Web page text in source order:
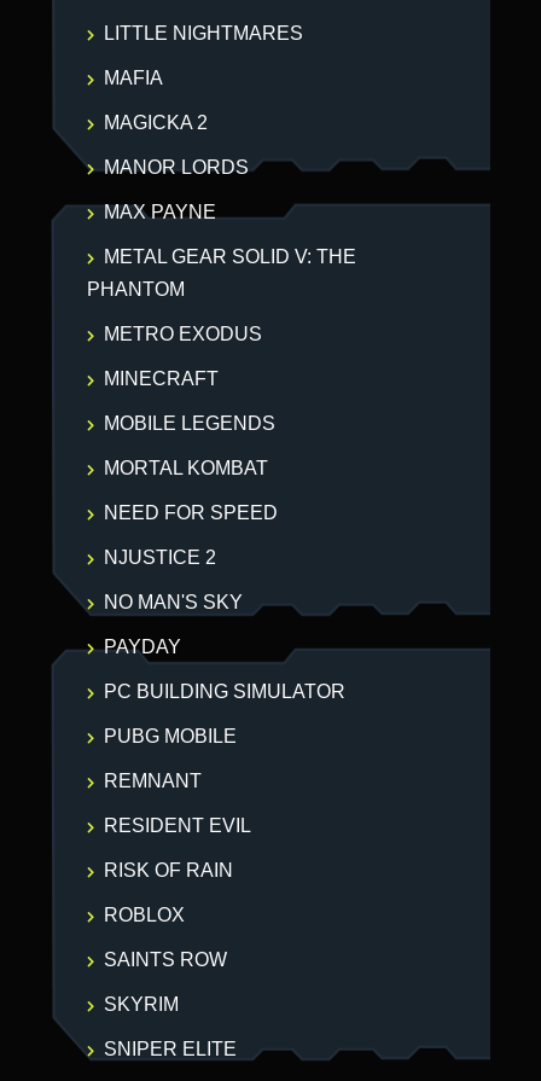
LITTLE NIGHTMARES
MAFIA
MAGICKA 2
MANOR LORDS
MAX PAYNE
METAL GEAR SOLID V: THE
PHANTOM
METRO EXODUS
MINECRAFT
MOBILE LEGENDS
MORTAL KOMBAT
NEED FOR SPEED
NJUSTICE 2
NO MAN'S SKY
PAYDAY
PC BUILDING SIMULATOR
PUBG MOBILE
REMNANT
RESIDENT EVIL
RISK OF RAIN
ROBLOX
SAINTS ROW
SKYRIM
SNIPER ELITE